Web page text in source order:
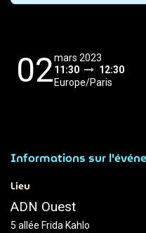
02mars 2023
11:30
12:30
Europe/Paris
Informations sur
Lieu
ADN Ouest
5 allée Frida Kahlo